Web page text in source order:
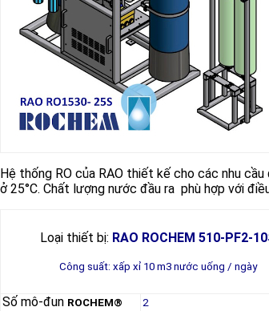
Hệ thống RO của RAO thiết kế cho các nhu
ở 25°C. Chất lượng nước đầu ra phù hợp với
Loại thiết bị: RAO ROCHEM 510-PF2-
Công suất: xấp xỉ 10 m3 nước uống / ngày
Số mô-đun ROCHEM®
2